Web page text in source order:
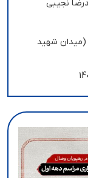
نجیبی
شهید